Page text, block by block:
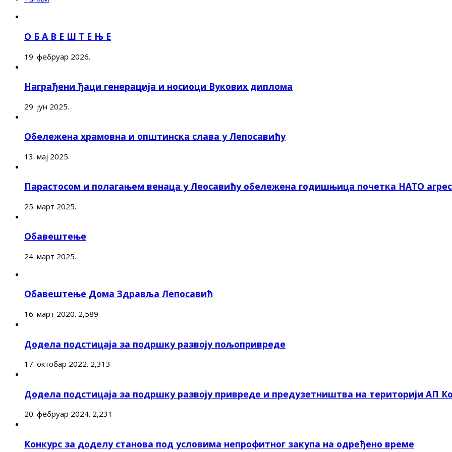
О Б А В Е Ш Т Е Њ Е
19. фебруар 2026.
Награђени ђаци генерација и носиоци Вукових диплома
29. јун 2025.
Обележена храмовна и општинска слава у Лепосавићу
13. мај 2025.
Парастосом и полагањем венаца у Леосавићу обележена годишњица почетка НАТО
25. март 2025.
Обавештење
24. март 2025.
Обавештење Дома Здравља Лепосавић
16. март 2020. 2,589
Додела подстицаја за подршку развоју пољопривреде
17. октобар 2022. 2,313
Додела подстицаја за подршку развоју привреде и предузетништва на територији АП
20. фебруар 2024. 2,231
Конкурс за доделу станова под условима непрофитног закупа на одређено време